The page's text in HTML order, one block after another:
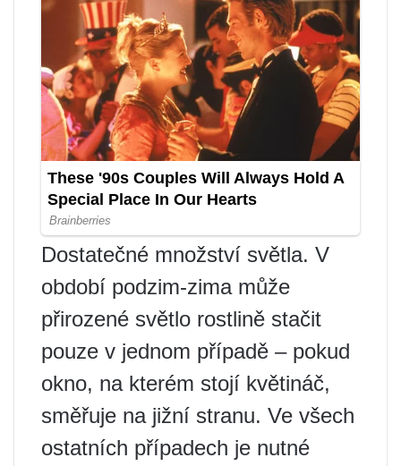
Dostatečné množství světla. V
období podzim-zima může
přirozené světlo rostlině stačit
pouze v jednom případě – pokud
okno, na kterém stojí květináč,
směřuje na jižní stranu. Ve všech
ostatních případech je nutné